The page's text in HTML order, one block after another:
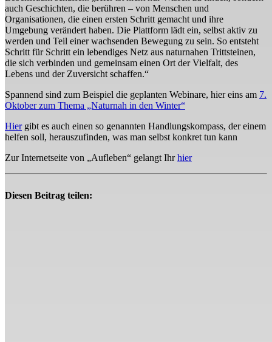
auch Geschichten, die berühren – von Menschen und
Organisationen, die einen ersten Schritt gemacht und ihre
Umgebung verändert haben. Die Plattform lädt ein, selbst aktiv zu
werden und Teil einer wachsenden Bewegung zu sein. So entsteht
Schritt für Schritt ein lebendiges Netz aus naturnahen Trittsteinen,
die sich verbinden und gemeinsam einen Ort der Vielfalt, des
Lebens und der Zuversicht schaffen.“
Spannend sind zum Beispiel die geplanten Webinare, hier eins am 7.
Oktober zum Thema „Naturnah in den Winter“
Hiergibt es auch einen so genannten Handlungskompass, der einem
helfen soll, herauszufinden, was man selbst konkret tun kann
Zur Internetseite von „Aufleben“ gelangt Ihrhier
Diesen Beitrag teilen: